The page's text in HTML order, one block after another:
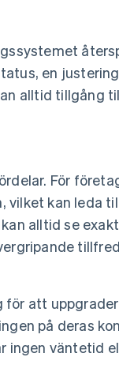
en
alltid tillgång
För
kan leda
alltid se
att
på deras
väntetid